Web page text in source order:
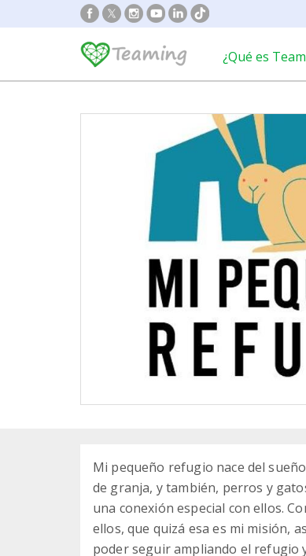
¿Qué es
Mi pequeño refugio nace del
de granja, y también, perros y
una conexión especial con ellos.
ellos, que quizá esa es mi misión,
poder seguir ampliando el refugio